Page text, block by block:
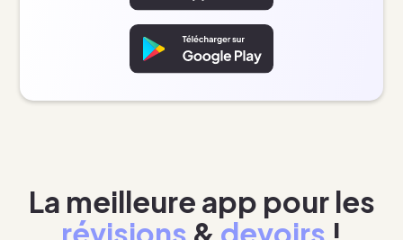
La meilleure app pour les